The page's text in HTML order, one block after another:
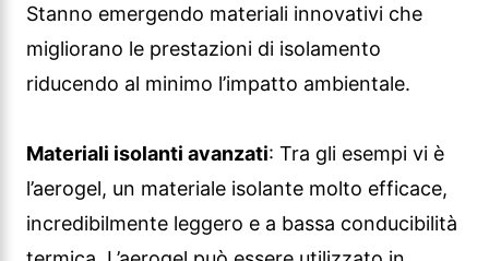
Stanno emergendo materiali innovativi che
migliorano le prestazioni di isolamento
riducendo al minimo l’impatto ambientale.
Materiali isolanti avanzati: Tra gli esempi vi è
l’aerogel, un materiale isolante molto efficace,
incredibilmente leggero e a bassa conducibilità